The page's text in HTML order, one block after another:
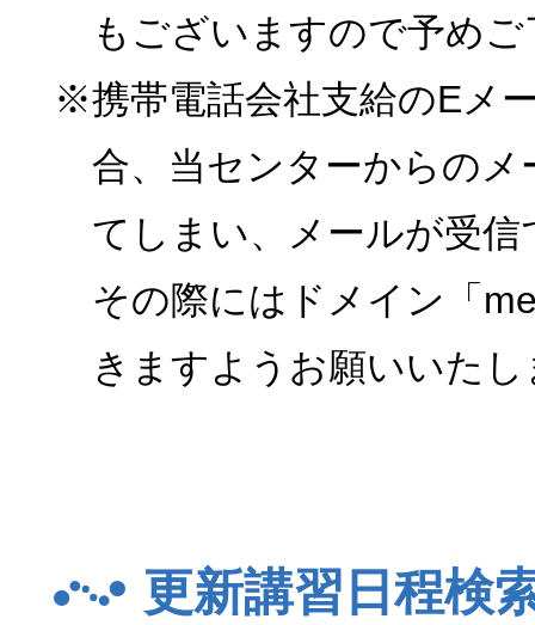
もございますので予め
※携帯電話会社支給のEメ
合、当センターからの
てしまい、メールが受
その際にはドメイン「
きますようお願いいた
更新講習日程検